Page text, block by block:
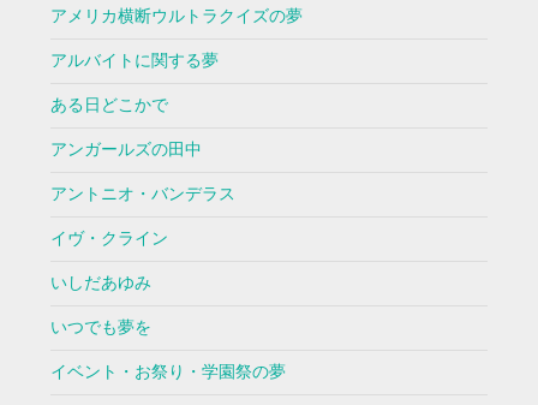
アメリカ横断ウルトラクイズの夢
アルバイトに関する夢
ある日どこかで
アンガールズの田中
アントニオ・バンデラス
イヴ・クライン
いしだあゆみ
いつでも夢を
イベント・お祭り・学園祭の夢